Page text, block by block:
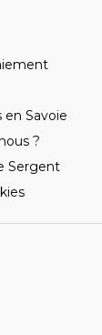
en Savoie
?
Sergent